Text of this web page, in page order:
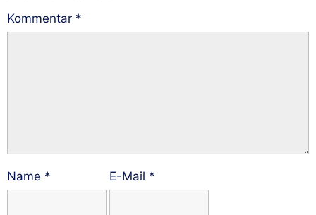
Kommentar *
Name * E-Mail *